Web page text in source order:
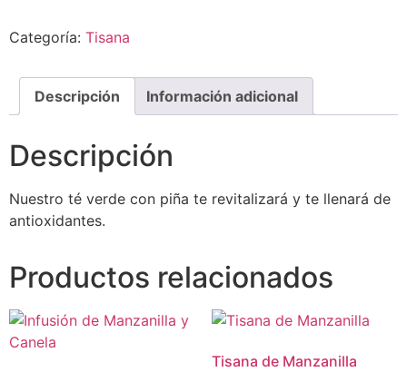
Categoría: Tisana
Descripción Información adicional
Descripción
Nuestro té verde con piña te revitalizará y te llenará de
antioxidantes.
Productos relacionados
Tisana de Manzanilla